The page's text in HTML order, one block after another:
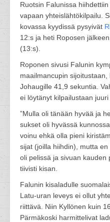
Ruotsin Falunissa
vapaan yhteislähtökilpailu.
kovassa kyydissä pysyivät
12:s ja heti Roposen
(13:s).
Roponen sivusi Falunin
maailmancupin
Johaugille 41,9 sekuntia.
ei löytänyt kilpailustaan
”Mulla oli tänään hyvää ja
sukset oli hyvässä
voinu ehkä olla pieni
sijat (joilla hiihdin), mutta
oli pelissä ja sivuan kauden
tiivisti kisan.
Falunin kisaladulle
Latu-uran leveys ei ollut
riittävä. Niin Kyllönen kuin
Pärmäkoski harmittelivat